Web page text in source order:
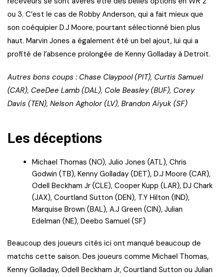
ou 3. C’est le cas de Robby Anderson, qui a fait mieux que
son coéquipier D.J Moore, pourtant sélectionné bien plus
haut. Marvin Jones a également été un bel ajout, lui qui a
profité de l’absence prolongée de Kenny Golladay à Detroit.
Autres bons coups : Chase Claypool (PIT), Curtis Samuel
(CAR), CeeDee Lamb (DAL), Cole Beasley (BUF), Corey
Davis (TEN), Nelson Agholor (LV), Brandon Aiyuk (SF)
Les déceptions
Michael Thomas (NO), Julio Jones (ATL), Chris
Godwin (TB), Kenny Golladay (DET), D.J Moore (CAR),
Odell Beckham Jr (CLE), Cooper Kupp (LAR), DJ Chark
(JAX), Courtland Sutton (DEN), T.Y Hilton (IND),
Marquise Brown (BAL), A.J Green (CIN), Julian
Edelman (NE), Deebo Samuel (SF)
Beaucoup des joueurs cités ici ont manqué beaucoup de
matchs cette saison. Des joueurs comme Michael Thomas,
Kenny Golladay, Odell Beckham Jr, Courtland Sutton ou Julian